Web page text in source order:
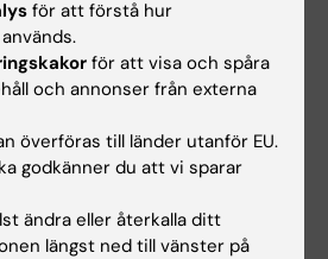
Forskning, Hjärt-
Barnhuset,
förening för
Stiftelse, Magnus
Sällskapet barnavård,
Stiftelsen Samariten,
Stiftelsen Solstickan.
för att förstå hur
för att visa och spåra
och annonser från externa
överföras till länder utanför EU.
godkänner du att vi sparar
ändra eller återkalla ditt
längst ned till vänster på